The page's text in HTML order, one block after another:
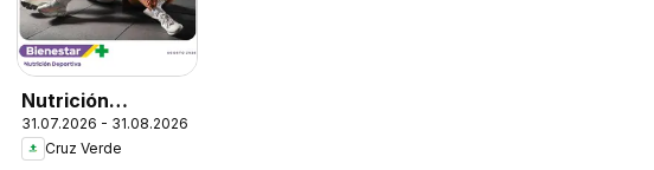
Nutrición
Deportiva
31.07.2026 - 31.08.2026
Cruz Verde